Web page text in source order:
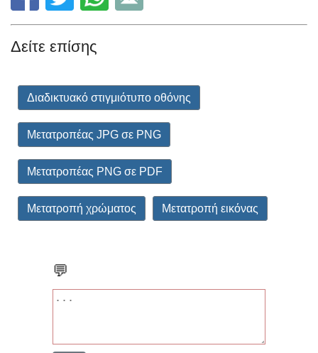
Δείτε επίσης
Διαδικτυακό στιγμιότυπο οθόνης
Μετατροπέας JPG σε PNG
Μετατροπέας PNG σε PDF
Μετατροπή χρώματος Μετατροπή εικόνας
💬